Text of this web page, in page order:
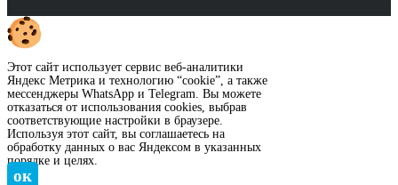
Этот сайт использует сервис веб-аналитики
Яндекс Метрика и технологию “cookie”, а также
мессенджеры WhatsApp и Telegram. Вы можете
отказаться от использования cookies, выбрав
соответствующие настройки в браузере.
Используя этот сайт, вы соглашаетесь на
обработку данных о вас Яндексом в указанных
порядке и целях.
ок